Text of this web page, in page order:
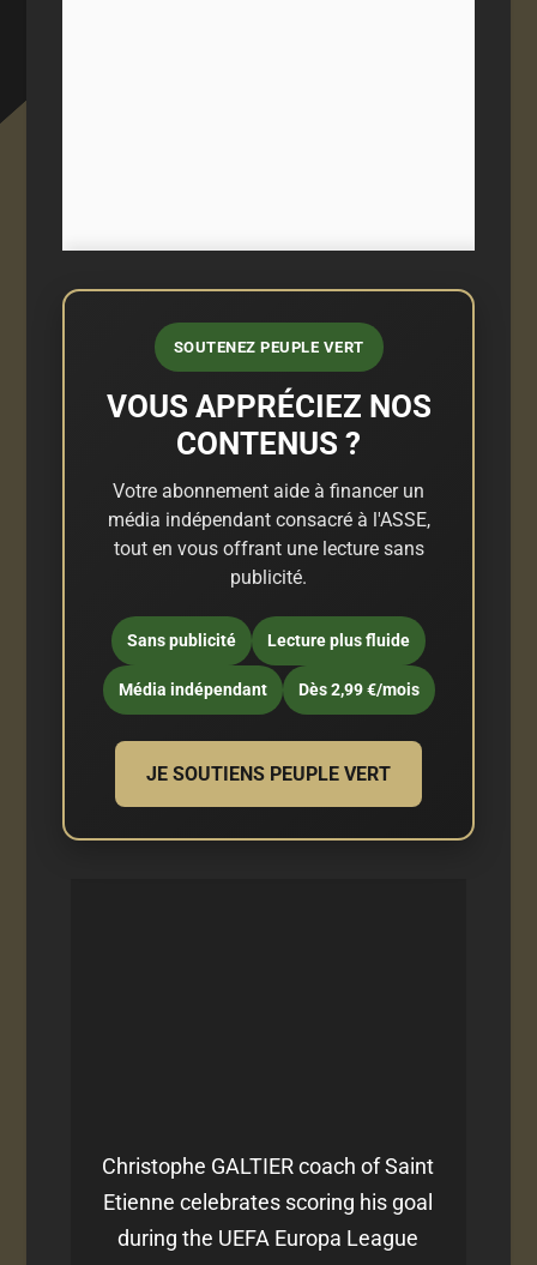
SOUTENEZ PEUPLE VERT
VOUS APPRÉCIEZ NOS
CONTENUS ?
Votre abonnement aide à financer un
média indépendant consacré à l'ASSE,
tout en vous offrant une lecture sans
publicité.
Sans publicité Lecture plus fluide
Média indépendant Dès 2,99 €/mois
JE SOUTIENS PEUPLE VERT
Christophe GALTIER coach of Saint
Etienne celebrates scoring his goal
during the UEFA Europa League